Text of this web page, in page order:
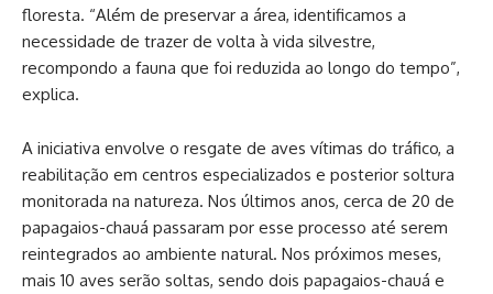
floresta. “Além de preservar a área, identificamos a
necessidade de trazer de volta à vida silvestre,
recompondo a fauna que foi reduzida ao longo do tempo”,
explica.
A iniciativa envolve o resgate de aves vítimas do tráfico, a
reabilitação em centros especializados e posterior soltura
monitorada na natureza. Nos últimos anos, cerca de 20 de
papagaios-chauá passaram por esse processo até serem
reintegrados ao ambiente natural. Nos próximos meses,
mais 10 aves serão soltas, sendo dois papagaios-chauá e